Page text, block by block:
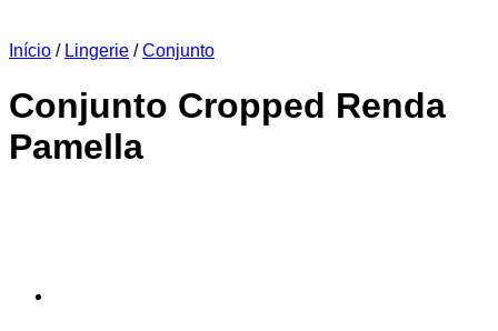
Início / Lingerie / Conjunto
Conjunto Cropped Renda
Pamella